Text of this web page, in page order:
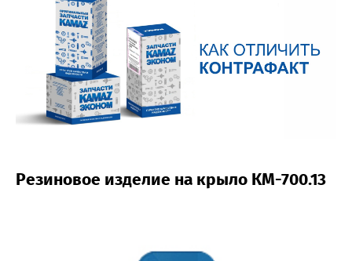
Резиновое изделие на крыло КМ-700.13